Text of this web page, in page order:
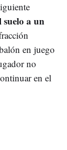
suelo a un
en juego
no
en el